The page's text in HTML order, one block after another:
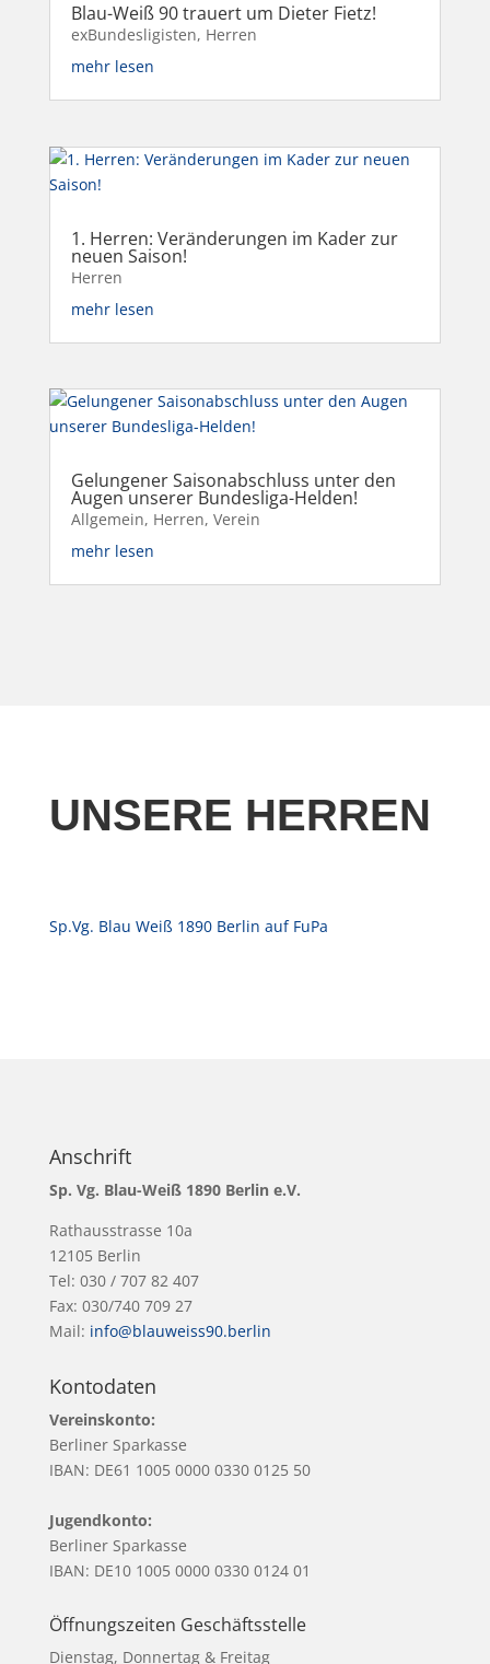
Blau-Weiß 90 trauert um Dieter Fietz!
exBundesligisten, Herren
mehr lesen
1. Herren: Veränderungen im Kader zur
neuen Saison!
Herren
mehr lesen
Gelungener Saisonabschluss unter den
Augen unserer Bundesliga-Helden!
Allgemein, Herren, Verein
mehr lesen
UNSERE HERREN
Sp.Vg. Blau Weiß 1890 Berlin auf FuPa
Anschrift
Sp. Vg. Blau-Weiß 1890 Berlin e.V.
Rathausstrasse 10a
12105 Berlin
Tel: 030 / 707 82 407
Fax: 030/740 709 27
Mail: info@blauweiss90.berlin
Kontodaten
Vereinskonto:
Berliner Sparkasse
IBAN: DE61 1005 0000 0330 0125 50
Jugendkonto:
Berliner Sparkasse
IBAN: DE10 1005 0000 0330 0124 01
Öffnungszeiten Geschäftsstelle
Dienstag, Donnertag & Freitag